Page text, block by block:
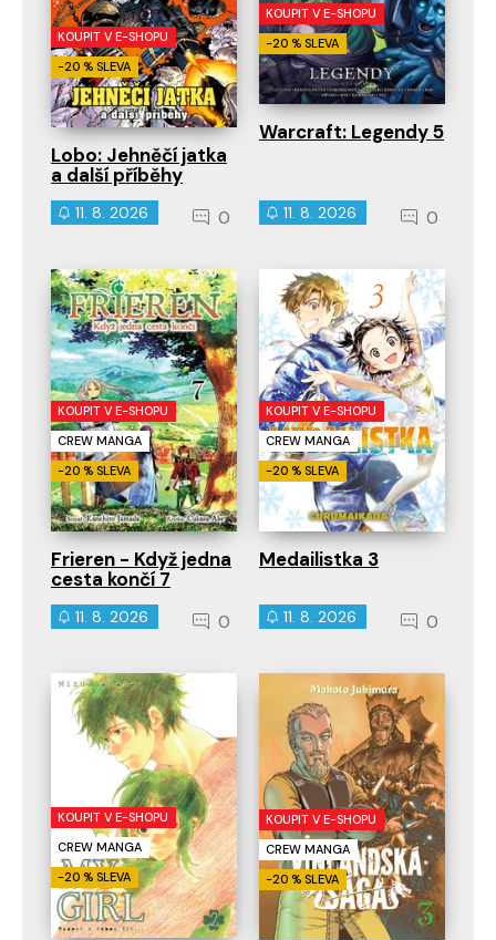
KOUPIT V E-SHOPU
-20 % SLEVA
Lobo: Jehněčí jatka
a další příběhy
11. 8. 2026 0
KOUPIT V E-SHOPU
-20 % SLEVA
Warcraft: Legendy 5
11. 8. 2026 0
KOUPIT V E-SHOPU
CREW MANGA
-20 % SLEVA
Frieren - Když jedna
cesta končí 7
11. 8. 2026 0
KOUPIT V E-SHOPU
CREW MANGA
-20 % SLEVA
Medailistka 3
11. 8. 2026 0
KOUPIT V E-SHOPU
CREW MANGA
-20 % SLEVA
KOUPIT V E-SHOPU
CREW MANGA
-20 % SLEVA